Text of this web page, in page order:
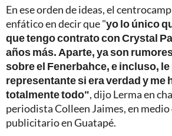
En ese orden de ideas, el
enfático en decir que "yo lo único
que tengo contrato con Crystal
años más. Aparte, ya son
sobre el Fenerbahce, e incluso,
representante si era verdad y me
totalmente todo", dijo Lerma en
periodista Colleen Jaimes, en
publicitario en Guatapé.